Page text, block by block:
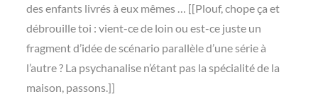
des enfants livrés à eux mêmes … [[Plouf, chope ça et
débrouille toi : vient-ce de loin ou est-ce juste un
fragment d’idée de scénario parallèle d’une série à
l’autre ? La psychanalise n’étant pas la spécialité de la
maison, passons.]]